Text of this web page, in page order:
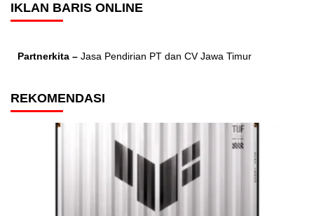
IKLAN BARIS ONLINE
Partnerkita – Jasa Pendirian PT dan CV Jawa Timur
REKOMENDASI